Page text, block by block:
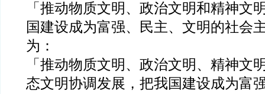
「推动物质文明、政治文明和精神文
国建设成为富强、民主、文明的社会
为：
「推动物质文明、政治文明、精神文
态文明协调发展，把我国建设成为富